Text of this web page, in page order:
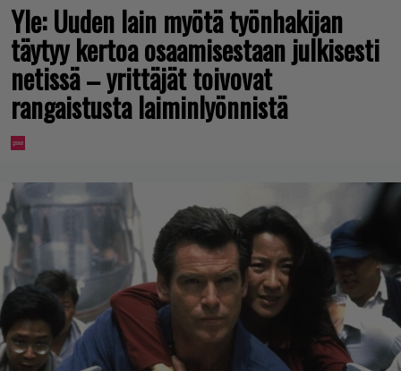
Yle: Uuden lain myötä työnhakijan
täytyy kertoa osaamisestaan julkisesti
netissä – yrittäjät toivovat
rangaistusta laiminlyönnistä